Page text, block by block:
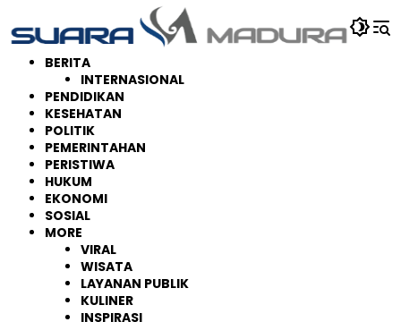
ke
konten
BERITA
INTERNASIONAL
PENDIDIKAN
KESEHATAN
POLITIK
PEMERINTAHAN
PERISTIWA
HUKUM
EKONOMI
SOSIAL
MORE
VIRAL
WISATA
LAYANAN PUBLIK
KULINER
INSPIRASI